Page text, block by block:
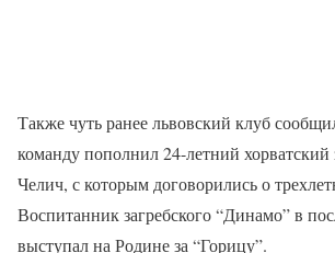
Также чуть ранее львовский клуб
команду пополнил 24-летний
Челич, с которым договорились о
Воспитанник загребского “Динамо” в
выступал на Родине за “Горицу”.